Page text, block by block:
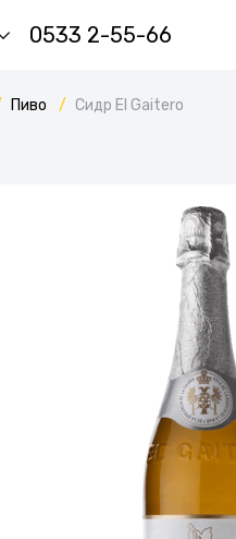
0533 2-55-66
Пиво Сидр El Gaitero